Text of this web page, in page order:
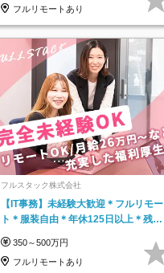
フルリモートあり
フルスタック株式会社
【IT事務】未経験大歓迎＊フルリモー
ト＊服装自由＊年休125日以上＊残業
350～500万円
フルリモートあり